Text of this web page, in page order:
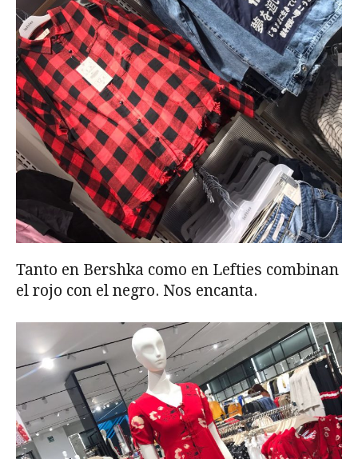
Tanto en Bershka como en Lefties combinan
el rojo con el negro. Nos encanta.